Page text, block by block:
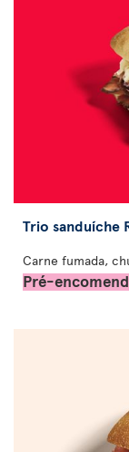
Trio sanduíche
Carne fumada,
Pré-